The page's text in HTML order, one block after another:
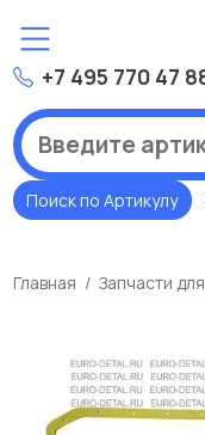
+7 495 770 47
Поиск по Артикулу
Главная Запчасти